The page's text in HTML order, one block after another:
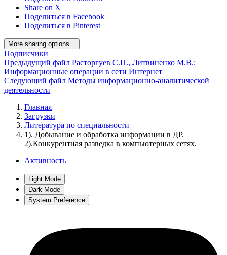
Share on X
Поделиться в Facebook
Поделиться в Pinterest
More sharing options...
Подписчики
Предыдущий файл Расторгуев С.П., Литвиненко М.В.:
Информационные операции в сети Интернет
Следующий файл Методы информационно-аналитической
деятельности
Главная
Загрузки
Литература по специальности
1). Добывание и обработка информации в ДР.
2).Конкурентная разведка в компьютерных сетях.
Активность
Light Mode
Dark Mode
System Preference